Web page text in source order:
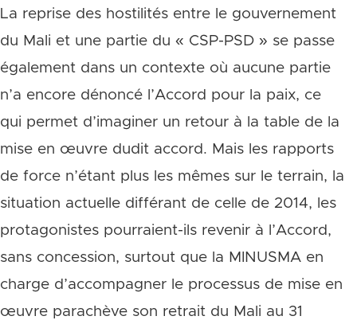
La reprise des hostilités entre le gouvernement
du Mali et une partie du « CSP-PSD » se passe
également dans un contexte où aucune partie
n’a encore dénoncé l’Accord pour la paix, ce
qui permet d’imaginer un retour à la table de la
mise en œuvre dudit accord. Mais les rapports
de force n’étant plus les mêmes sur le terrain, la
situation actuelle différant de celle de 2014, les
protagonistes pourraient-ils revenir à l’Accord,
sans concession, surtout que la MINUSMA en
charge d’accompagner le processus de mise en
œuvre parachève son retrait du Mali au 31